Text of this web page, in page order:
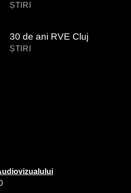
ȘTIRI
30 de ani RVE Cluj
ȘTIRI